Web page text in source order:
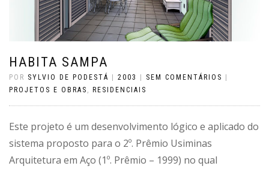
HABITA SAMPA
POR SYLVIO DE PODESTÁ 2003 SEM COMENTÁRIOS
PROJETOS E OBRAS , RESIDENCIAIS
Este projeto é um desenvolvimento lógico e aplicado do
sistema proposto para o 2º. Prêmio Usiminas
Arquitetura em Aço (1º. Prêmio – 1999) no qual